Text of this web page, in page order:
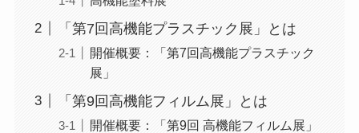
「第7回高機能プラスチック展」とは
開催概要：「第7回高機能プラスチック
展」
「第9回高機能フィルム展」とは
開催概要：「第9回 高機能フィルム展」